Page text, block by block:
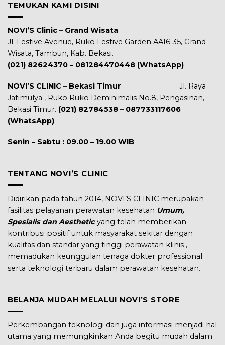
TEMUKAN KAMI DISINI
NOVI’S Clinic – Grand Wisata
Jl. Festive Avenue, Ruko Festive Garden AA16 35, Grand
Wisata, Tambun, Kab. Bekasi.
(021) 82624370 – 081284470448 (WhatsApp)
NOVI’S CLINIC – Bekasi Timur Jl. Raya
Jatimulya , Ruko Ruko Deminimalis No.8, Pengasinan,
Bekasi Timur. (021) 82784538 – 087733117606
(WhatsApp)
Senin – Sabtu : 09.00 – 19.00 WIB
TENTANG NOVI’S CLINIC
Didirikan pada tahun 2014, NOVI’S CLINIC merupakan
fasilitas pelayanan perawatan kesehatan Umum,
Spesialis dan Aestheticyang telah memberikan
kontribusi positif untuk masyarakat sekitar dengan
kualitas dan standar yang tinggi perawatan klinis ,
memadukan keunggulan tenaga dokter professional
serta teknologi terbaru dalam perawatan kesehatan.
BELANJA MUDAH MELALUI NOVI’S STORE
Perkembangan teknologi dan juga informasi menjadi hal
utama yang memungkinkan Anda begitu mudah dalam